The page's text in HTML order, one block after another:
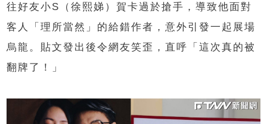
往好友小S（徐熙娣）賀卡過於搶手，導致他面對
客人「理所當然」的給錯作者，意外引發一起展場
烏龍。貼文發出後令網友笑歪，直呼「這次真的被
翻牌了！」